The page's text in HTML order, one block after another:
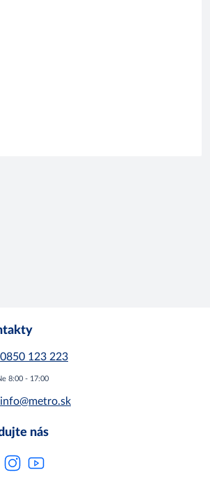
0850 123 223
8:00 - 17:00
info@metro.sk
nás